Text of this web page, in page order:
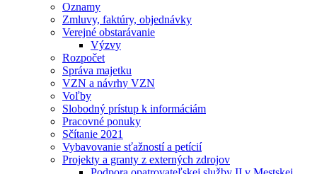
Oznamy
Zmluvy, faktúry, objednávky
Verejné obstarávanie
Výzvy
Rozpočet
Správa majetku
VZN a návrhy VZN
Voľby
Slobodný prístup k informáciám
Pracovné ponuky
Sčítanie 2021
Vybavovanie sťažností a petícií
Projekty a granty z externých zdrojov